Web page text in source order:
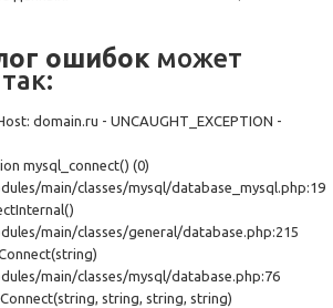
ошибок может
domain.ru - UNCAUGHT_EXCEPTION -
mysql_connect() (0)
main/classes/mysql/database_mysql.php:19
main/classes/general/database.php:215
main/classes/mysql/database.php:76
string, string, string)